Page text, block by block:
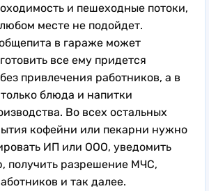
и пешеходные потоки,
месте не подойдет.
в гараже может
все ему придется
привлечения работников, а в
блюда и напитки
Во всех остальных
кофейни или пекарни нужно
ИП или ООО, уведомить
получить разрешение МЧС,
и так далее.